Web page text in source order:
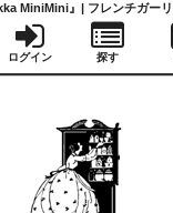
ログイン 探す